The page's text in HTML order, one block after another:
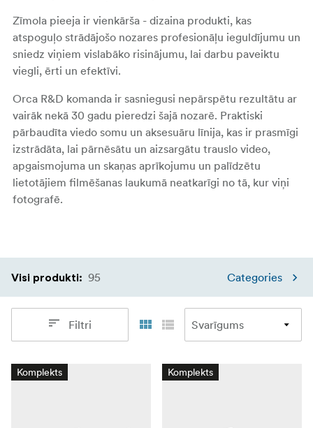
Zīmola pieeja ir vienkārša - dizaina produkti, kas
atspoguļo strādājošo nozares profesionāļu ieguldījumu un
sniedz viņiem vislabāko risinājumu, lai darbu paveiktu
viegli, ērti un efektīvi.
Orca R&D komanda ir sasniegusi nepārspētu rezultātu ar
vairāk nekā 30 gadu pieredzi šajā nozarē. Praktiski
pārbaudīta viedo somu un aksesuāru līnija, kas ir prasmīgi
izstrādāta, lai pārnēsātu un aizsargātu trauslo video,
apgaismojuma un skaņas aprīkojumu un palīdzētu
lietotājiem filmēšanas laukumā neatkarīgi no tā, kur viņi
fotografē.
Visi produkti: 95 Categories
Filtri
Komplekts Komplekts